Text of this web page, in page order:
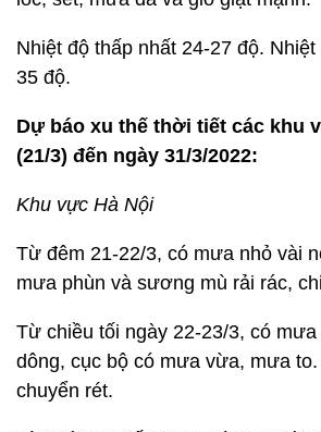
Nhiệt độ thấp nhất 24-27 độ.
35 độ.
Dự báo xu thế thời tiết các khu
(21/3) đến ngày 31/3/2022:
Khu vực Hà Nội
Từ đêm 21-22/3, có mưa nhỏ vài
mưa phùn và sương mù rải rác,
Từ chiều tối ngày 22-23/3, có
dông, cục bộ có mưa vừa, mưa
chuyển rét.